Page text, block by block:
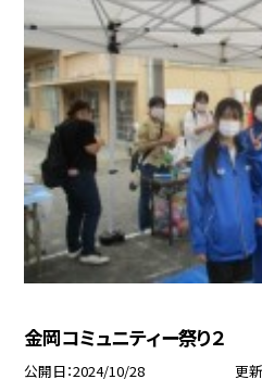
金岡コミュニティー祭り２
公開日 2024/10/28 更